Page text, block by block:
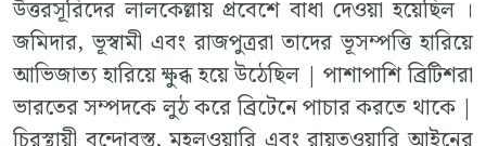
উত্তরসূরিদের লালকেল্লায় প্রবেশে বাধা দেওয়া হয়েছিল ।
জমিদার, ভূস্বামী এবং রাজপুত্ররা তাদের ভূসম্পত্তি হারিয়ে
আভিজাত্য হারিয়ে ক্ষুব্ধ হয়ে উঠেছিল | পাশাপাশি ব্রিটিশরা
ভারতের সম্পদকে লুঠ করে ব্রিটেনে পাচার করতে থাকে |